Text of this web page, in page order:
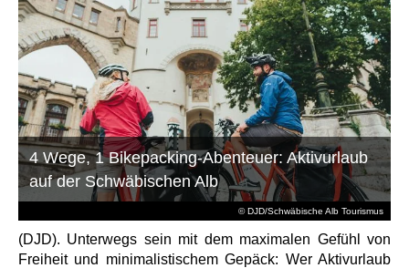
© DJD/Schwäbische Alb Tourismus
4 Wege, 1 Bikepacking-Abenteuer: Aktivurlaub
auf der Schwäbischen Alb
(DJD). Unterwegs sein mit dem maximalen Gefühl von
Freiheit und minimalistischem Gepäck: Wer Aktivurlaub